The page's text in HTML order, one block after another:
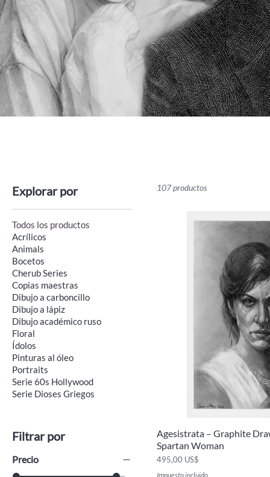
Explorar por
Todos los productos
Acrílicos
Animals
Bocetos
Cherub Series
Copias maestras
Dibujo a carboncillo
Dibujo a lápiz
Dibujo académico ruso
Floral
Ídolos
Pinturas al óleo
Portraits
Serie 60s Hollywood
Serie Dioses Griegos
Filtrar por
Precio
107 productos
Vista
Agesistrata – Graphite
Spartan Woman
Precio
495,00 US$
Impuesto incluido